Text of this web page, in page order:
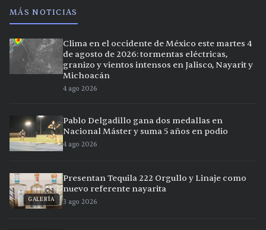
MÁS NOTICIAS
Clima en el occidente de México este martes 4
de agosto de 2026: tormentas eléctricas,
granizo y vientos intensos en Jalisco, Nayarit y
Michoacán
4 ago 2026
Pablo Delgadillo gana dos medallas en
Nacional Máster y suma 5 años en podio
4 ago 2026
GALERÍA
Presentan Tequila 222 Orgullo y Linaje como
nuevo referente nayarita
3 ago 2026